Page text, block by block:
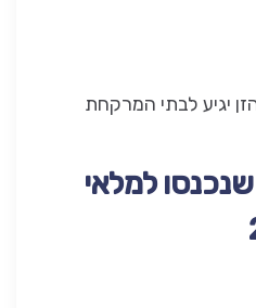
יגיע לבתי המרקחת
למלאי